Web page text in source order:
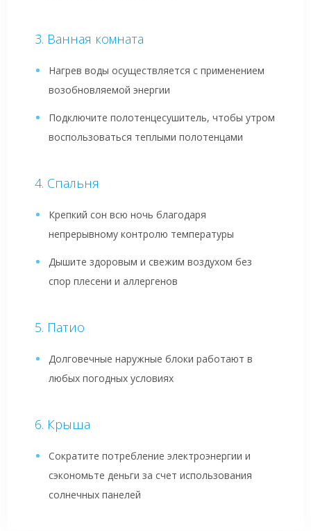
Ванная комната
Нагрев воды осуществляется с применением
возобновляемой энергии
Подключите полотенцесушитель, чтобы утром
воспользоваться теплыми полотенцами
Спальня
Крепкий сон всю ночь благодаря
непрерывному контролю температуры
Дышите здоровым и свежим воздухом без
спор плесени и аллергенов
Патио
Долговечные наружные блоки работают в
любых погодных условиях
Крыша
Сократите потребление электроэнергии и
сэкономьте деньги за счет использования
солнечных панелей